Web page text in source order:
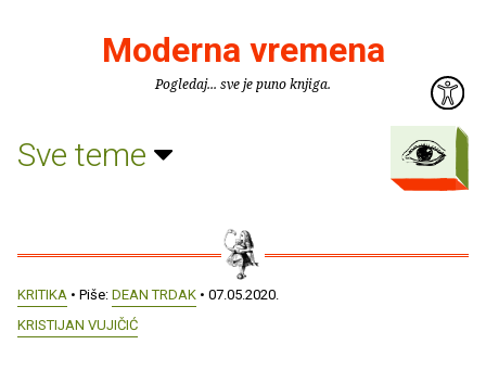
Moderna vremena
Pogledaj... sve je puno knjiga.
Sve teme
KRITIKA • Piše: DEAN TRDAK • 07.05.2020.
KRISTIJAN VUJIČIĆ